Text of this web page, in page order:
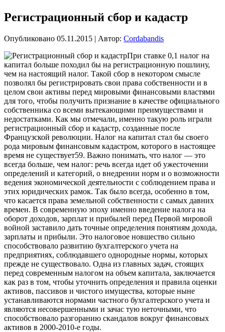
Регистрационный сбор и кадастр
Опубликовано 05.11.2015 | Автор: Cordabandis
При ставке 0,1 налог на
капитал больше походил бы на регистрационную пошлину,
чем на настоящий налог. Такой сбор в некотором смысле
позволял бы регистрировать свои права собственности и в
целом свои активы перед мировыми финансовыми властями
для того, чтобы получить признание в качестве официального
собственника со всеми вытекающими преимуществами и
недостатками. Как мы отмечали, именно такую роль играли
регистрационный сбор и кадастр, созданные после
Французской революции. Налог на капитал стал бы своего
рода мировым финансовым кадастром, которого в настоящее
время не существует59. Важно понимать, что налог — это
всегда больше, чем налог: речь всегда идет об ужесточении
определений и категорий, о внедрении норм и о возможности
ведения экономической деятельности с соблюдением права и
этих юридических рамок. Так было всегда, особенно в том,
что касается права земельной собственности с самых давних
времен. В современную эпоху именно введение налога на
оборот доходов, зарплат и прибылей перед Первой мировой
войной заставило дать точные определения понятиям дохода,
зарплаты и прибыли. Это налоговое новшество сильно
способствовало развитию бухгалтерского учета на
предприятиях, соблюдавшего однородные нормы, которых
прежде не существовало. Одна из главных задач, стоящих
перед современным налогом на объем капитала, заключается
как раз в том, чтобы уточнить определения и правила оценки
активов, пассивов и чистого имущества, которые ныне
устанавливаются нормами частного бухгалтерского учета и
являются несовершенными и зачас тую неточными, что
способствовало разгоранию скандалов вокруг финансовых
активов в 2000-2010-е годы.